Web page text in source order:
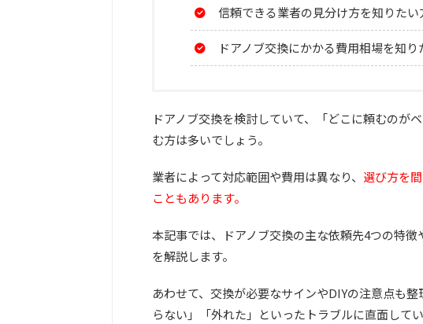
信頼できる業者の見分け方を知りたい
ドアノブ交換にかかる費用相場を知り
ドアノブ交換を検討していて、「どこに頼むのが
む方は多いでしょう。
業者によって対応範囲や費用は異なり、 選び方を
こともあります。
本記事では、ドアノブ交換の主な依頼先4つの特
を解説します。
あわせて、交換が必要なサインやDIYの注意点も
らない」「外れた」といったトラブルに直面して